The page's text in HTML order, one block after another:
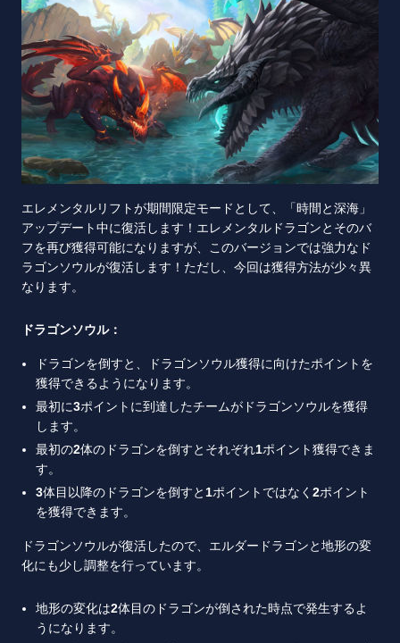
エレメンタルリフトが期間限定モードとして、「時間と深海」
アップデート中に復活します！エレメンタルドラゴンとそのバ
フを再び獲得可能になりますが、このバージョンでは強力なド
ラゴンソウルが復活します！ただし、今回は獲得方法が少々異
なります。
ドラゴンソウル：
ドラゴンを倒すと、ドラゴンソウル獲得に向けたポイントを
獲得できるようになります。
最初に3ポイントに到達したチームがドラゴンソウルを獲得
します。
最初の2体のドラゴンを倒すとそれぞれ1ポイント獲得できま
す。
3体目以降のドラゴンを倒すと 1ポイントではなく 2ポイント
を獲得できます。
ドラゴンソウルが復活したので、エルダードラゴンと地形の変
化にも少し調整を行っています。
地形の変化は2体目のドラゴンが倒された時点で発生するよ
うになります。